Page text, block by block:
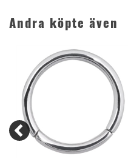
Andra köpte även